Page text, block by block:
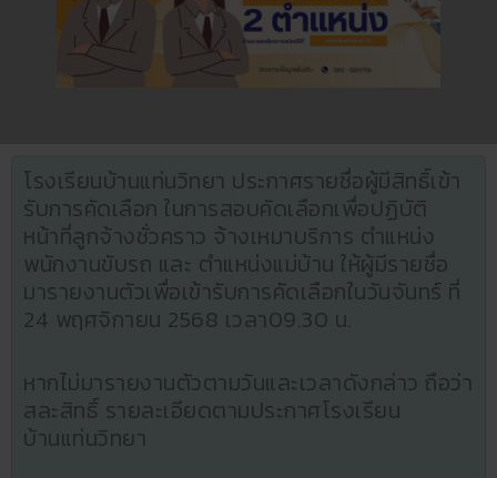
โรงเรียนบ้านแท่นวิทยา ประกาศรายชื่อผู้มีสิทธิ์เข้า
รับการคัดเลือก ในการสอบคัดเลือกเพื่อปฏิบัติ
หน้าที่ลูกจ้างชั่วคราว จ้างเหมาบริการ ตำแหน่ง
พนักงานขับรถ และ ตำแหน่งแม่บ้าน ให้ผู้มีรายชื่อ
มารายงานตัวเพื่อเข้ารับการคัดเลือกในวันจันทร์ ที่
24 พฤศจิกายน 2568 เวลา09.30 น.
หากไม่มารายงานตัวตามวันและเวลาดังกล่าว ถือว่า
สละสิทธิ์ รายละเอียดตามประกาศโรงเรียน
บ้านแท่นวิทยา